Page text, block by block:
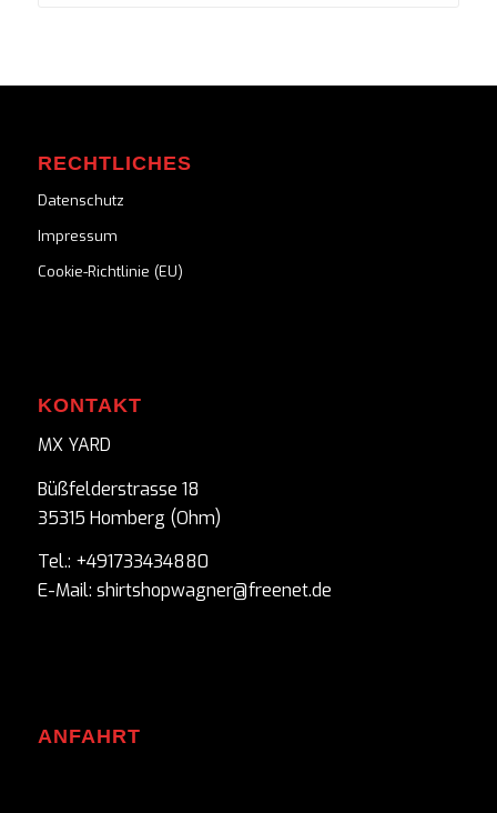
RECHTLICHES
Datenschutz
Impressum
Cookie-Richtlinie (EU)
KONTAKT
MX YARD
Büßfelderstrasse 18
35315 Homberg (Ohm)
Tel.: +491733434880
E-Mail: shirtshopwagner@freenet.de
ANFAHRT